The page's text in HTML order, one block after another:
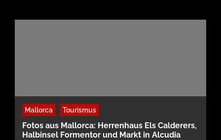
Mallorca Tourismus
Fotos aus Mallorca: Herrenhaus Els Calderers,
Halbinsel Formentor und Markt in Alcudia